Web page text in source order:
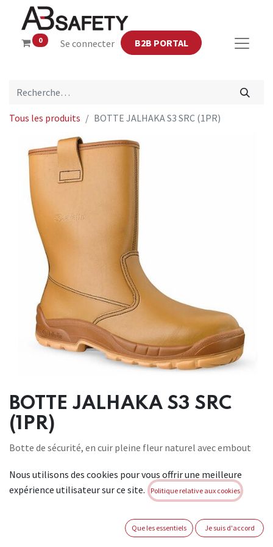
0 Se connecter B2B PORTAL
Tous les produits BOTTE JALHAKA S3 SRC (1PR)
BOTTE JALHAKA S3 SRC
(1PR)
Botte de sécurité, en cuir pleine fleur naturel avec embout
polymère de synthèse perforé et intercalaire anti-
perforation FleXtane.
semelle Softane bimatière et de ses crampons est étudié
Nous utilisons des cookies pour vous offrir une meilleure
expérience utilisateur sur ce site.
Politique relative aux cookies
Que les essentiels Je suis d'accord